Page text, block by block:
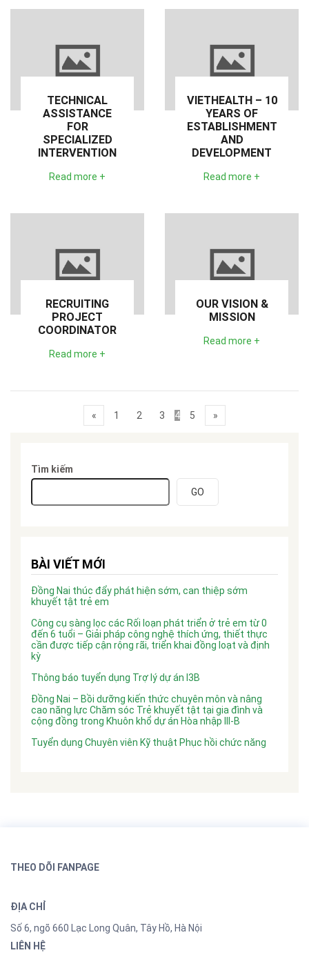
TECHNICAL
ASSISTANCE
FOR
SPECIALIZED
INTERVENTION
Read more +
VIETHEALTH – 10
YEARS OF
ESTABLISHMENT
AND
DEVELOPMENT
Read more +
RECRUITING
PROJECT
COORDINATOR
Read more +
OUR VISION &
MISSION
Read more +
« 1 2 3 4 5 »
Tìm kiếm
GO
BÀI VIẾT MỚI
Đồng Nai thúc đẩy phát hiện sớm, can thiệp sớm
khuyết tật trẻ em
Công cụ sàng lọc các Rối loạn phát triển ở trẻ em từ 0
đến 6 tuổi – Giải pháp công nghệ thích ứng, thiết thực
cần được tiếp cận rộng rãi, triển khai đồng loạt và định
kỳ
Thông báo tuyển dụng Trợ lý dự án I3B
Đồng Nai – Bồi dưỡng kiến thức chuyên môn và nâng
cao năng lực Chăm sóc Trẻ khuyết tật tại gia đình và
cộng đồng trong Khuôn khổ dự án Hòa nhập III-B
Tuyển dụng Chuyên viên Kỹ thuật Phục hồi chức năng
THEO DÕI FANPAGE
ĐỊA CHỈ
Số 6, ngõ 660 Lạc Long Quân, Tây Hồ, Hà Nội
LIÊN HỆ